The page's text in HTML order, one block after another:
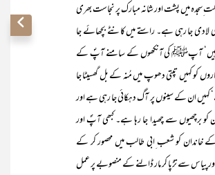
ِسجدہ میں پشت اور شانہ مبارک پر نجاست بھری
لادی جا رہی ہے۔ راستے میں کانٹے بچھائے جا
آپﷺ کی آنکھوں کے سامنے آپؐ کے
کو کہیں تپتی دھوپ میں مُنہ کے بل گھسیٹا جا
کہیں ان کے سینوں پر آگ دہکائی جا رہی ہے اور
کو برچھیوں سے چھیدا جا رہا ہے۔ کبھی آپؐ اور
کو شعب ِابی طالب میں محصور کر کے
پیاس سے تڑپا کر مار ڈالنے کے منصوبے پر عمل